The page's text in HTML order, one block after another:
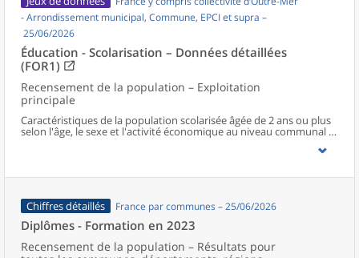
- Arrondissement municipal, Commune, EPCI et supra –
25/06/2026
Éducation - Scolarisation – Données détaillées
(FOR1)
Recensement de la population – Exploitation
principale
Caractéristiques de la population scolarisée âgée de 2 ans ou plus
selon l'âge, le sexe et l'activité économique au niveau communal et
supracommunal pour la France hors Mayotte.
Chiffres détaillés France par communes – 25/06/2026
Diplômes - Formation en 2023
Recensement de la population – Résultats pour